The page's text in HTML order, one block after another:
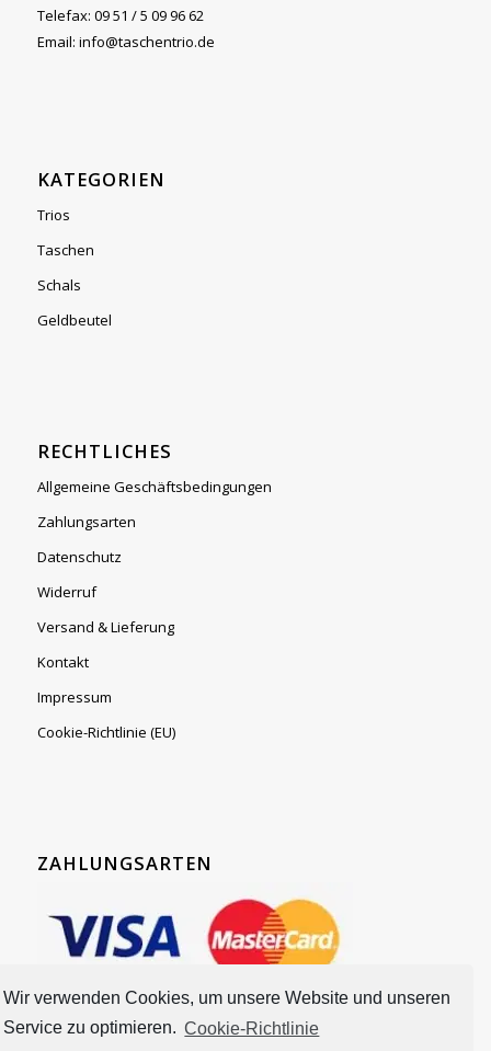
Wir verwenden Cookies, um unsere Website und unseren
Service zu optimieren. Cookie-Richtlinie
Telefax: 09 51 / 5 09 96 62
Email: info@taschentrio.de
KATEGORIEN
Trios
Taschen
Schals
Geldbeutel
RECHTLICHES
Allgemeine Geschäftsbedingungen
Zahlungsarten
Datenschutz
Widerruf
Versand & Lieferung
Kontakt
Impressum
Cookie-Richtlinie (EU)
ZAHLUNGSARTEN